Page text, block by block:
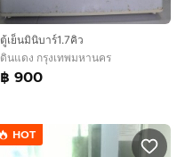
ตู้เย็นมินิบาร์1.7คิว
ดินแดง กรุงเทพมหานคร
฿ 900
HOT